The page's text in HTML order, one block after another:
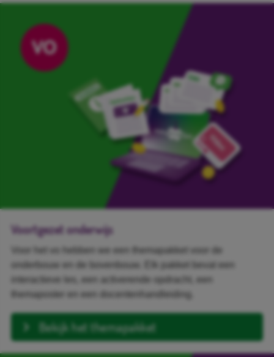
Voortgezet onderwijs
Voor het vo hebben we een themapakket voor de
onderbouw en de bovenbouw. Elk pakket bevat een
interactieve les, een activerende opdracht, een
themaposter en een docentenhandleiding.
Bekijk het themapakket